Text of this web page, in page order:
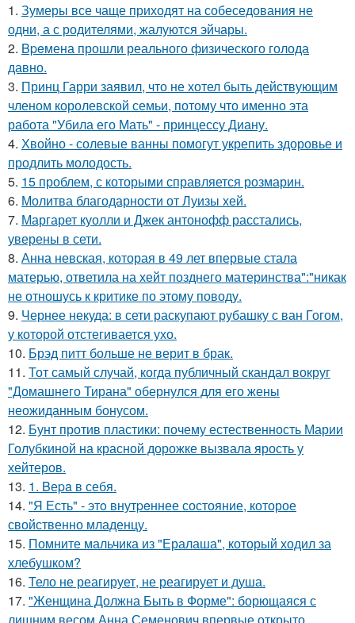
1. Зумеры все чаще приходят на собеседования не
одни, а с родителями, жалуются эйчары.
2. Bpeмена прошли реального физического голода
давно.
3. Принц Гарри заявил, что не хотел быть действующим
членом королевской семьи, потому что именно эта
работа "Убила его Мать" - принцессу Диану.
4. Хвойно - солевые ванны помогут укрепить здоровье и
продлить молодость.
5. 15 проблем, с которыми справляется розмарин.
6. Молитва благодарности от Луизы хей.
7. Маргарет куолли и Джек антонофф расстались,
уверены в сети.
8. Анна невская, которая в 49 лет впервые стала
матерью, ответила на хейт позднего материнства":"никак
не отношусь к критике по этому поводу.
9. Чернее некуда: в сети раскупают рубашку с ван Гогом,
у которой отстегивается ухо.
10. Брэд питт больше не верит в брак.
11. Тот самый случай, когда публичный скандал вокруг
"Домашнего Тирана" обернулся для его жены
неожиданным бонусом.
12. Бунт против пластики: почему естественность Марии
Голубкиной на красной дорожке вызвала ярость у
хейтеров.
13. 1. Bеpa в себя.
14. "Я Есть" - этo внутpeннее состояние, которое
свойственно младенцу.
15. Помните мальчика из "Ералаша", который ходил за
хлебушком?
16. Тело не реагирует, не реагирует и душа.
17. "Женщина Должна Быть в Форме": борющаяся с